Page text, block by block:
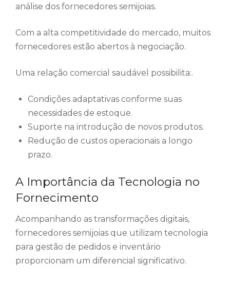
análise dos fornecedores semijoias.
Com a alta competitividade do mercado, muitos
fornecedores estão abertos à negociação.
Uma relação comercial saudável possibilita:.
Condições adaptativas conforme suas
necessidades de estoque.
Suporte na introdução de novos produtos.
Redução de custos operacionais a longo
prazo.
A Importância da Tecnologia no
Fornecimento
Acompanhando as transformações digitais,
fornecedores semijoias que utilizam tecnologia
para gestão de pedidos e inventário
proporcionam um diferencial significativo.